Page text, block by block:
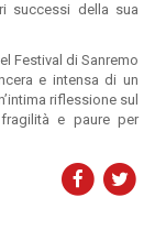
successi della sua
Festival di Sanremo
e intensa di un
riflessione sul
e paure per